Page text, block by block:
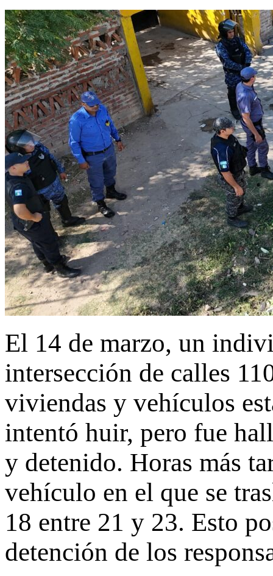
El 14 de marzo, un
intersección de calles
viviendas y vehículos
intentó huir, pero fue
y detenido. Horas más
vehículo en el que se
18 entre 21 y 23. Esto
detención de los